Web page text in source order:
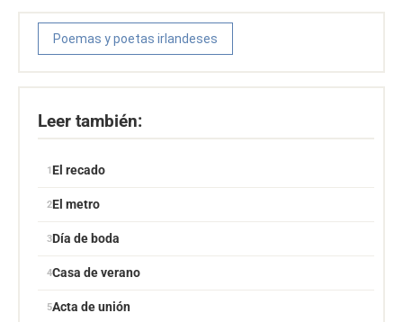
Poemas y poetas irlandeses
Leer también:
El recado
El metro
Día de boda
Casa de verano
Acta de unión